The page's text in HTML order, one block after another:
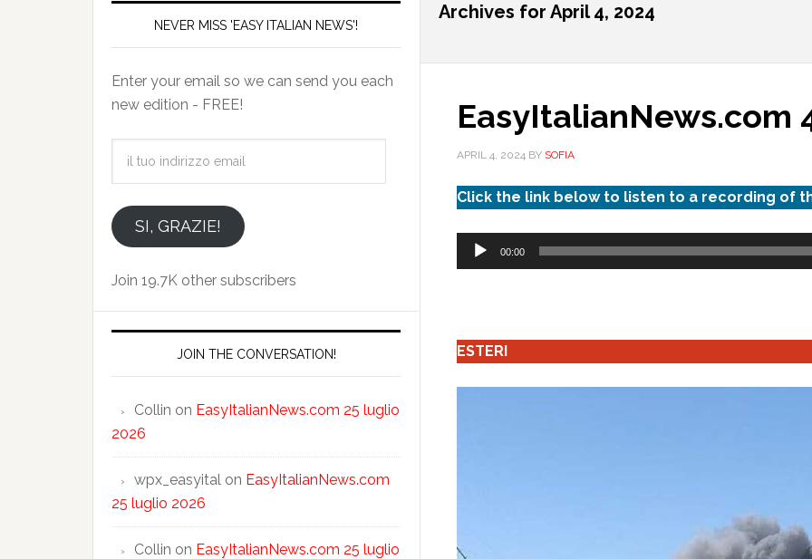
Archives for April 4, 2024
EasyItalianNews.com
APRIL 4, 2024 BY SOFIA
Click the link below to listen to a recording of
Audio
Player
00:00
ESTERI
NEVER MISS 'EASY ITALIAN NEWS'!
Enter your email so we can send you each
new edition - FREE!
emailSI, GRAZIE!
Join 19.7K other subscribers
JOIN THE CONVERSATION!
Collin on EasyItalianNews.com 25 luglio
2026
wpx_easyital on EasyItalianNews.com
25 luglio 2026
Collin on EasyItalianNews.com 25 luglio